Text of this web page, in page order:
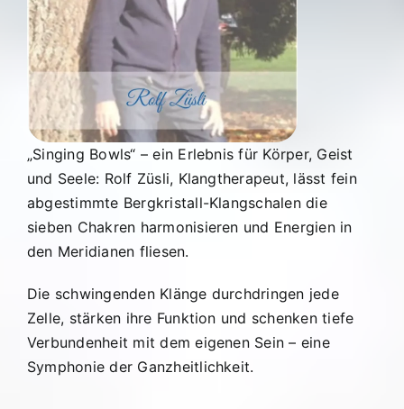
„Singing Bowls“ – ein Erlebnis für Körper, Geist
und Seele: Rolf Züsli, Klangtherapeut, lässt fein
abgestimmte Bergkristall-Klangschalen die
sieben Chakren harmonisieren und Energien in
den Meridianen fliesen.
Die schwingenden Klänge durchdringen jede
Zelle, stärken ihre Funktion und schenken tiefe
Verbundenheit mit dem eigenen Sein – eine
Symphonie der Ganzheitlichkeit.